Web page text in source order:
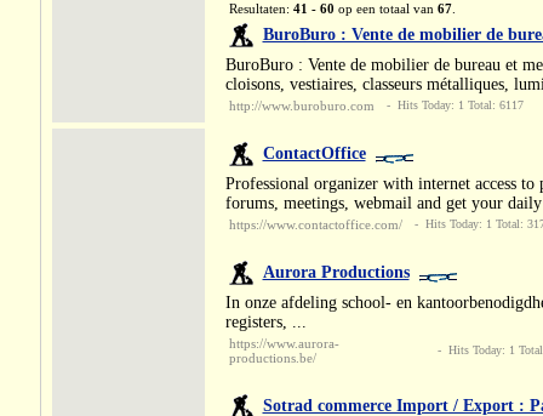
Resultaten: 41 - 60 op een totaal van 67.
BuroBuro : Vente de mobilier de
BuroBuro : Vente de mobilier de bureau et
cloisons, vestiaires, classeurs métalliques,
http://www.buroburo.com - Hits Today: 1 Total: 6117
ContactOffice
Professional organizer with internet access to
forums, meetings, webmail and get your
https://www.contactoffice.com/ - Hits Today: 1 Total:
Aurora Productions
In onze afdeling school- en
registers, ...
https://www.aurora-
productions.be/
- Hits Today: 1
Sotrad commerce Import / Export :